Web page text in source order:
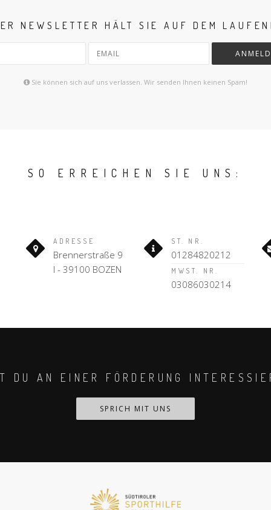
NEWSLETTER HÄLT SIE AUF DEM
Sie können sich auf uns verlassen. Wir senden Ihnen keinen Spam!
SO ERREICHEN SIE UNS:
ADRESSE
Brennerstraße 9
I - 39100 BOZEN
ST. NR.
01284820212
MWST. NR.
03086030214
DU AN EINER FÖRDERUNG
SPRICH MIT UNS